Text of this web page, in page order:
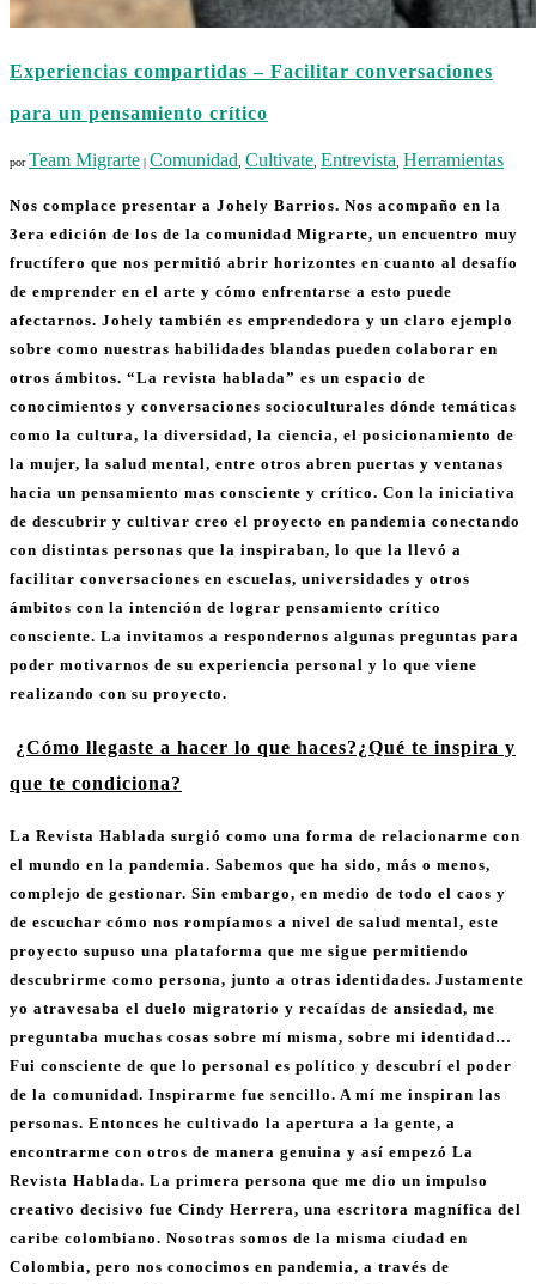
Experiencias compartidas – Facilitar conversaciones
para un pensamiento crítico
porTeam Migrarte | Comunidad Cultivate Entrevista Herramientas
Nos complace presentar a Johely Barrios. Nos acompaño en la
3era edición de los de la comunidad Migrarte, un encuentro muy
fructífero que nos permitió abrir horizontes en cuanto al desafío
de emprender en el arte y cómo enfrentarse a esto puede
afectarnos. Johely también es emprendedora y un claro ejemplo
sobre como nuestras habilidades blandas pueden colaborar en
otros ámbitos. “La revista hablada” es un espacio de
conocimientos y conversaciones socioculturales dónde temáticas
como la cultura, la diversidad, la ciencia, el posicionamiento de
la mujer, la salud mental, entre otros abren puertas y ventanas
hacia un pensamiento mas consciente y crítico. Con la iniciativa
de descubrir y cultivar creo el proyecto en pandemia conectando
con distintas personas que la inspiraban, lo que la llevó a
facilitar conversaciones en escuelas, universidades y otros
ámbitos con la intención de lograr pensamiento crítico
consciente. La invitamos a respondernos algunas preguntas para
poder motivarnos de su experiencia personal y lo que viene
realizando con su proyecto.
¿Cómo llegaste a hacer lo que haces?¿Qué te inspira y
que te condiciona?
La Revista Hablada surgió como una forma de relacionarme con
el mundo en la pandemia. Sabemos que ha sido, más o menos,
complejo de gestionar. Sin embargo, en medio de todo el caos y
de escuchar cómo nos rompíamos a nivel de salud mental, este
proyecto supuso una plataforma que me sigue permitiendo
descubrirme como persona, junto a otras identidades. Justamente
yo atravesaba el duelo migratorio y recaídas de ansiedad, me
preguntaba muchas cosas sobre mí misma, sobre mi identidad…
Fui consciente de que lo personal es político y descubrí el poder
de la comunidad. Inspirarme fue sencillo. A mí me inspiran las
personas. Entonces he cultivado la apertura a la gente, a
encontrarme con otros de manera genuina y así empezó La
Revista Hablada. La primera persona que me dio un impulso
creativo decisivo fue Cindy Herrera, una escritora magnífica del
caribe colombiano. Nosotras somos de la misma ciudad en
Colombia, pero nos conocimos en pandemia, a través de